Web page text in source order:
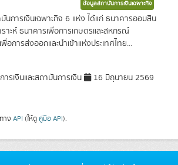
ข้อมูลสถาบันการเงินเฉพาะกิจ
นการเงินเฉพาะกิจ 6 แห่ง ได้แก่ ธนาคารออมสิน
าะห์ ธนาคารเพื่อการเกษตรและสหกรณ์
อการส่งออกและนำเข้าแห่งประเทศไทย...
รเงินและสถาบันการเงิน 16 มิถุนายน 2569
าง API (ให้ดู คู่มือ API).